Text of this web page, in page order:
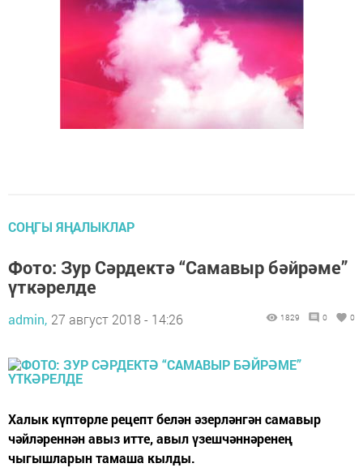
СОҢГЫ ЯҢАЛЫКЛАР
Фото: Зур Сәрдектә “Самавыр бәйрәме”
үткәрелде
admin, 27 август 2018 - 14:26 1829 0 0
Халык күптөрле рецепт белән әзерләнгән самавыр
чәйләреннән авыз итте, авыл үзешчәннәренең
чыгышларын тамаша кылды.